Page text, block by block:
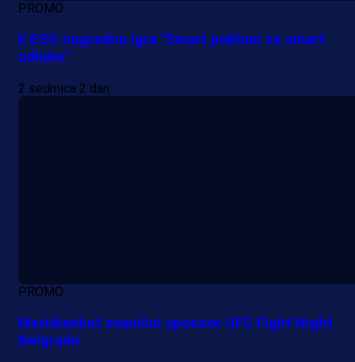
PROMO
II ESG nagradna igra "Smart pokloni za smart
odluke"
2 sedmica 2 dan
PROMO
Meridianbet zvanični sponzor UFC Fight Night
Belgrade